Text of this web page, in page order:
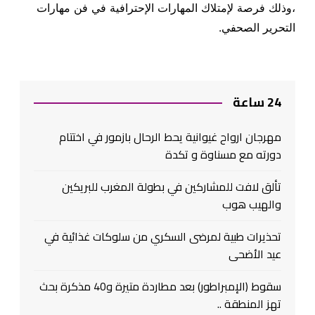
،وذلك فرصة لإمتلاك المهارات الإحترافية في فن مهارات
التحرير الصحفي.
24 ساعة
مهرجان ارواح غيوانية يحط الرحال بازمور في اختتام
دورته مع مسناوة و تكدة
تألق لافت للمشاركين في بطولة المغرب للبريكين
والهيب هوب
تحذيرات طبية لمرضى السكري من سلوكات غذائية في
عيد الأضحى
سقوط (الإمبراطور) بعد مطاردة متيرة و40 مذكرة بحث
تهز المنطقة ..